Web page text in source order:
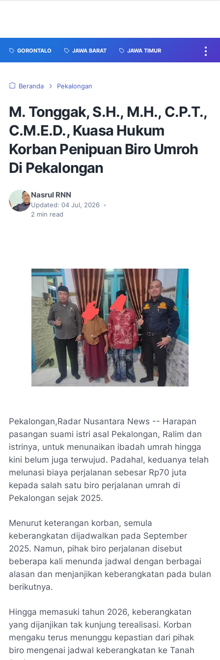
GORONTALO JAWA BARAT JAWA TIMUR
Beranda Pekalongan
M. Tonggak, S.H., M.H., C.P.T.,
C.M.E.D., Kuasa Hukum
Korban Penipuan Biro Umroh
Di Pekalongan
Nasrul RNN
Updated: 04 Jul, 2026 •
2 min read
Pekalongan,Radar Nusantara News -- Harapan
pasangan suami istri asal Pekalongan, Ralim dan
istrinya, untuk menunaikan ibadah umrah hingga
kini belum juga terwujud. Padahal, keduanya telah
melunasi biaya perjalanan sebesar Rp70 juta
kepada salah satu biro perjalanan umrah di
Pekalongan sejak 2025.
Menurut keterangan korban, semula
keberangkatan dijadwalkan pada September
2025. Namun, pihak biro perjalanan disebut
beberapa kali menunda jadwal dengan berbagai
alasan dan menjanjikan keberangkatan pada bulan
berikutnya.
Hingga memasuki tahun 2026, keberangkatan
yang dijanjikan tak kunjung terealisasi. Korban
mengaku terus menunggu kepastian dari pihak
biro mengenai jadwal keberangkatan ke Tanah